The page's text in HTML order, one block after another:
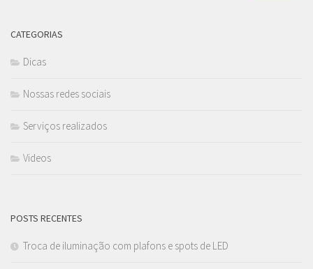
CATEGORIAS
Dicas
Nossas redes sociais
Serviços realizados
Videos
POSTS RECENTES
Troca de iluminação com plafons e spots de LED